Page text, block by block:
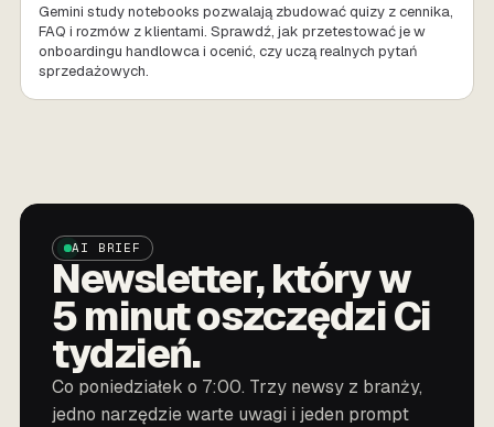
Gemini study notebooks pozwalają zbudować quizy z cennika,
FAQ i rozmów z klientami. Sprawdź, jak przetestować je w
onboardingu handlowca i ocenić, czy uczą realnych pytań
sprzedażowych.
AI BRIEF
Newsletter, który w
5 minut oszczędzi Ci
tydzień.
Co poniedziałek o 7:00. Trzy newsy z branży,
jedno narzędzie warte uwagi i jeden prompt